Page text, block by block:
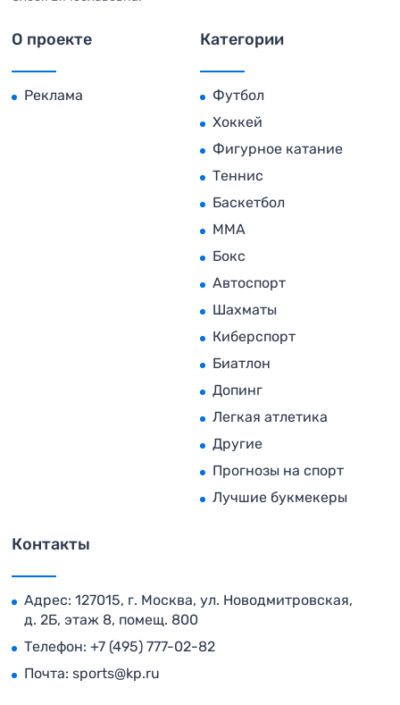
О проекте
Реклама
Категории
Футбол
Хоккей
Фигурное катание
Теннис
Баскетбол
MMA
Бокс
Автоспорт
Шахматы
Киберспорт
Биатлон
Допинг
Легкая атлетика
Другие
Прогнозы на спорт
Лучшие букмекеры
Контакты
Адрес: 127015, г. Москва, ул. Новодмитровская,
д. 2Б, этаж 8, помещ. 800
Телефон: +7 (495) 777-02-82
Почта: sports@kp.ru